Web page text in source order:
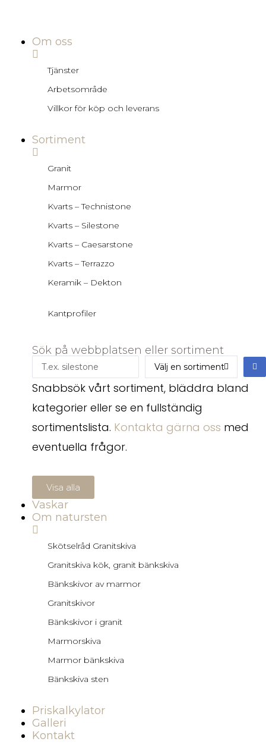
Om oss
Tjänster
Arbetsområde
Villkor för köp och leverans
Sortiment
Granit
Marmor
Kvarts – Technistone
Kvarts – Silestone
Kvarts – Caesarstone
Kvarts – Terrazzo
Keramik – Dekton
Kantprofiler
Sök på webbplatsen eller sortiment
Snabbsök vårt sortiment, bläddra bland
kategorier eller se en fullständig
sortimentslista. Kontakta gärna oss med
eventuella frågor.
Visa alla
Vaskar
Om natursten
Skötselråd Granitskiva
Granitskiva kök, granit bänkskiva
Bänkskivor av marmor
Granitskivor
Bänkskivor i granit
Marmorskiva
Marmor bänkskiva
Bänkskiva sten
Priskalkylator
Galleri
Kontakt